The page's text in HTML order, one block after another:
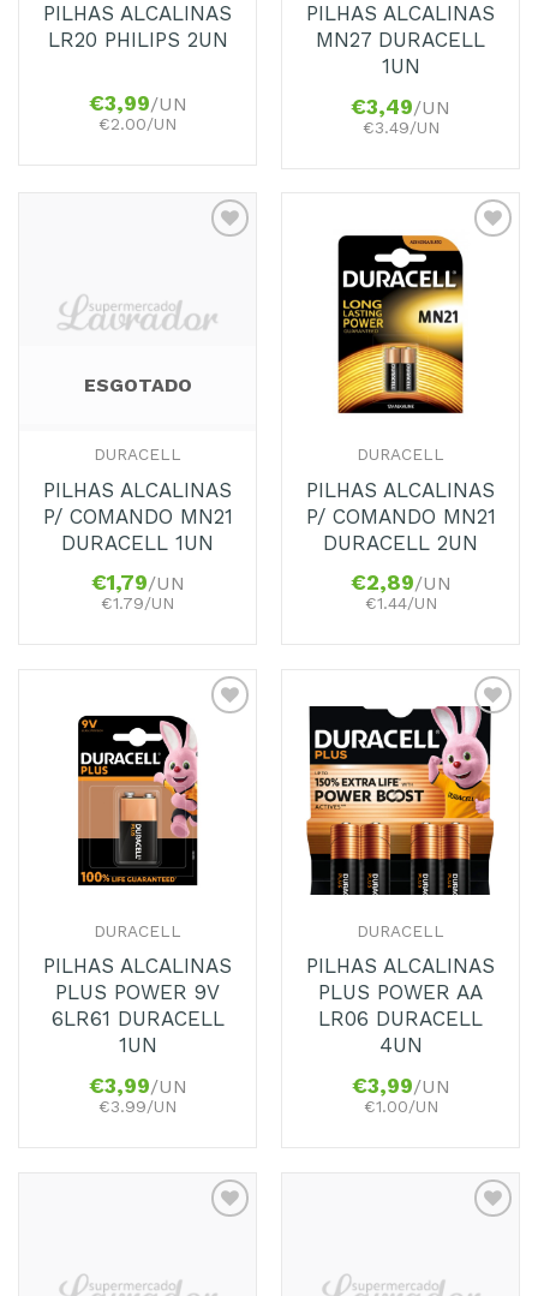
PILHAS ALCALINAS
LR20 PHILIPS 2UN
€3,99/UN
€2.00/UN
PILHAS ALCALINAS
MN27 DURACELL
1UN
€3,49/UN
€3.49/UN
Favoritos
ESGOTADO
DURACELL
PILHAS ALCALINAS
P/ COMANDO MN21
DURACELL 1UN
€1,79/UN
€1.79/UN
Adicionar
aos
Favoritos
DURACELL
PILHAS ALCALINAS
P/ COMANDO MN21
DURACELL 2UN
€2,89/UN
€1.44/UN
Adicionar
Favoritos
DURACELL
PILHAS ALCALINAS
PLUS POWER 9V
6LR61 DURACELL
1UN
€3,99/UN
€3.99/UN
Adicionar
aos
Favoritos
DURACELL
PILHAS ALCALINAS
PLUS POWER AA
LR06 DURACELL
4UN
€3,99/UN
€1.00/UN
Favoritos
Favoritos